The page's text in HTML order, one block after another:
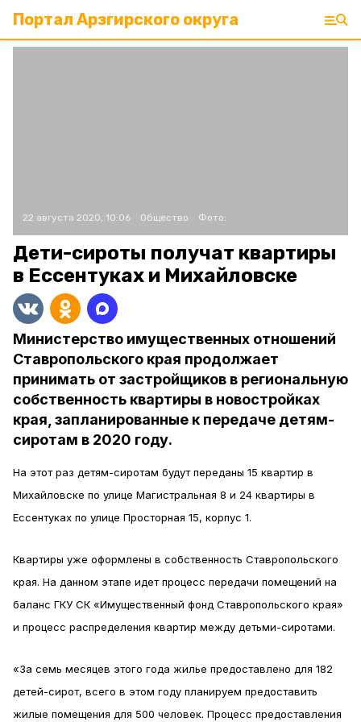
Портал Арзгирского округа
22 августа 2020, 10:06 Общество Фото:
Дети-сироты получат квартиры
в Ессентуках и Михайловске
Министерство имущественных отношений
Ставропольского края продолжает
принимать от застройщиков в региональную
собственность квартиры в новостройках
края, запланированные к передаче детям-
сиротам в 2020 году.
На этот раз детям-сиротам будут переданы 15 квартир в
Михайловске по улице Магистральная 8 и 24 квартиры в
Ессентуках по улице Просторная 15, корпус 1.
Квартиры уже оформлены в собственность Ставропольского
края. На данном этапе идет процесс передачи помещений на
баланс ГКУ СК «Имущественный фонд Ставропольского края»
и процесс распределения квартир между детьми-сиротами.
«За семь месяцев этого года жилье предоставлено для 182
детей-сирот, всего в этом году планируем предоставить
жилые помещения для 500 человек. Процесс предоставления